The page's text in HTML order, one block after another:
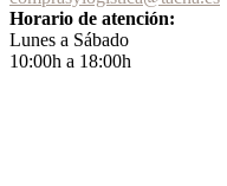
Horario de atención:
Lunes a Sábado
10:00h a 18:00h